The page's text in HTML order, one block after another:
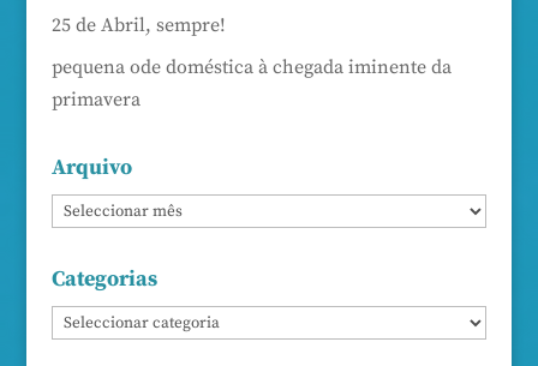
25 de Abril, sempre!
pequena ode doméstica à chegada iminente da
primavera
Arquivo
Categorias